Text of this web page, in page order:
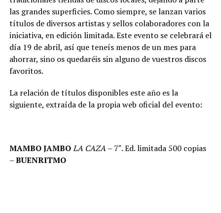
las grandes superficies. Como siempre, se lanzan varios
títulos de diversos artistas y sellos colaboradores con la
iniciativa, en edición limitada. Este evento se celebrará el
día 19 de abril, así que teneís menos de un mes para
ahorrar, sino os quedaréis sin alguno de vuestros discos
favoritos.
La relación de títulos disponibles este año es la
siguiente, extraída de la propia web oficial del evento:
MAMBO JAMBOLA CAZA – 7″. Ed. limitada 500 copias
–BUENRITMO